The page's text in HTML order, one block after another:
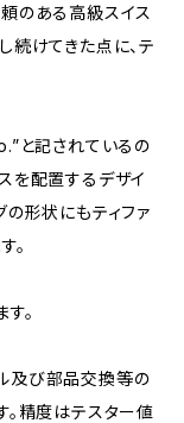
のある高級スイス
続けてきた点に、テ
と記されているの
を配置するデザイ
の形状にもティファ
。
。
及び部品交換等の
。精度はテスター値